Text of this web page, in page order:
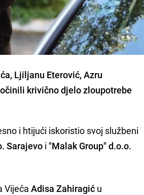
Ljiljanu Eterović, Azru
krivično djelo zloupotrebe
i htijući iskoristio svoj službeni
Sarajevo i"Malak Group" d.o.o.
VijećaAdisa Zahiragić u